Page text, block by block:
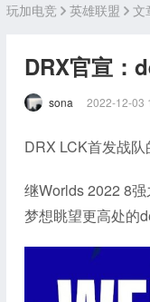
玩加电竞 英雄联盟 文
DRX官宣：
sona 2022-12-03
DRX LCK首发战队
继Worlds 2022 8
梦想眺望更高处的